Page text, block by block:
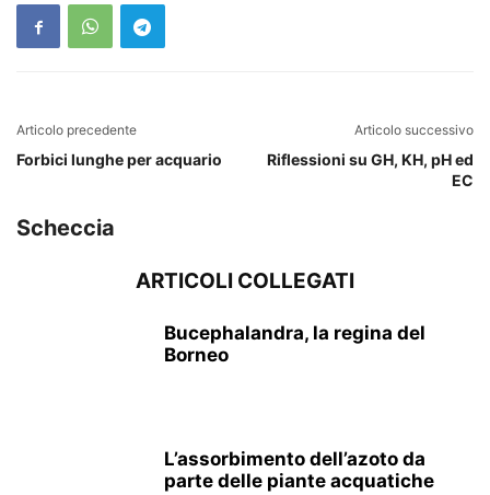
Articolo precedente
Forbici lunghe per acquario
Articolo successivo
Riflessioni su GH, KH, pH ed
EC
Scheccia
ARTICOLI COLLEGATI
Bucephalandra, la regina del
Borneo
L’assorbimento dell’azoto da
parte delle piante acquatiche